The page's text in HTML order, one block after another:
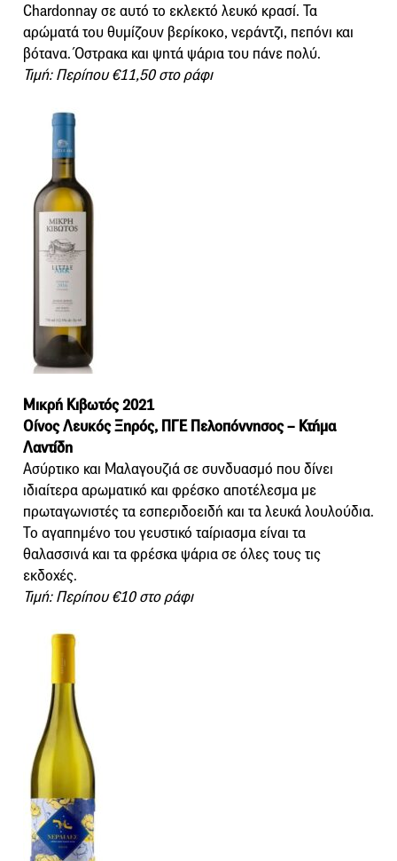
Chardonnay σε αυτό το εκλεκτό λευκό κρασί. Τα
αρώματά του θυμίζουν βερίκοκο, νεράντζι, πεπόνι και
βότανα. Όστρακα και ψητά ψάρια του πάνε πολύ.
Τιμή: Περίπου €11,50 στο ράφι
Μικρή Κιβωτός 2021
Οίνος Λευκός Ξηρός, ΠΓΕ Πελοπόννησος – Κτήμα
Λαντίδη
Ασύρτικο και Μαλαγουζιά σε συνδυασμό που δίνει
ιδιαίτερα αρωματικό και φρέσκο αποτέλεσμα με
πρωταγωνιστές τα εσπεριδοειδή και τα λευκά λουλούδια.
Το αγαπημένο του γευστικό ταίριασμα είναι τα
θαλασσινά και τα φρέσκα ψάρια σε όλες τους τις
εκδοχές.
Τιμή: Περίπου €10 στο ράφι